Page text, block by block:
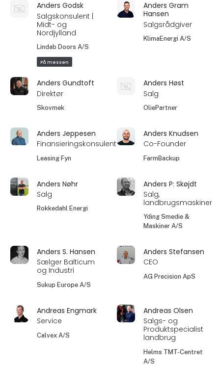
Anders Godsk
Salgskonsulent |
Midt- og
Nordjylland
Lindab Doors A/S
På messen
Anders Gram
Hansen
Salgsrådgiver
KlimaEnergi A/S
Anders Gundtoft
Direktør
Skovmek
Anders Høst
Salg
OliePartner
Anders Jeppesen
Finansieringskonsulent
Leasing Fyn
Anders Knudsen
Co-Founder
FarmBackup
Anders Nøhr
Salg
Rokkedahl Energi
Anders P: Skøjdt
Salg,
landbrugsmaskiner
Yding Smedie &
Maskiner A/S
Anders S. Hansen
Sælger Balticum
og Industri
Sukup Europe A/S
Anders Stefansen
CEO
AG Precision ApS
Andreas Engmark
Service
Calvex A/S
Andreas Olsen
Salgs- og
Produktspecialist
landbrug
Helms TMT-Centret
A/S